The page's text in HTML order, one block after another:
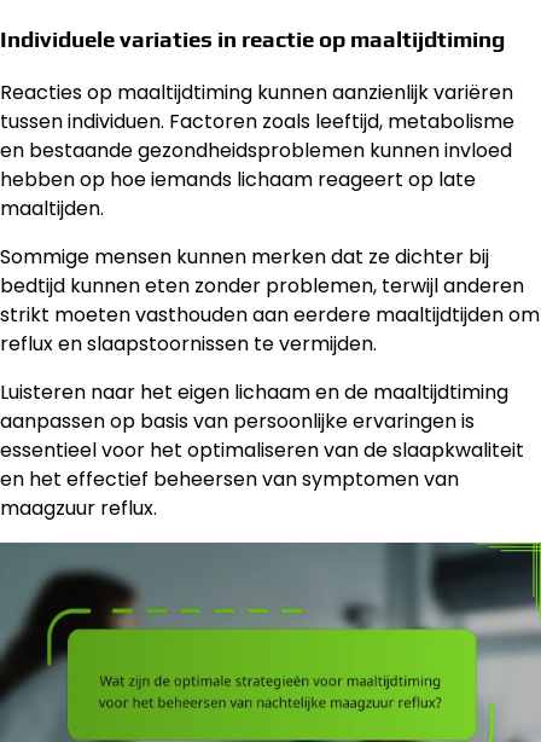
Individuele variaties in reactie op maaltijdtiming
Reacties op maaltijdtiming kunnen aanzienlijk variëren
tussen individuen. Factoren zoals leeftijd, metabolisme
en bestaande gezondheidsproblemen kunnen invloed
hebben op hoe iemands lichaam reageert op late
maaltijden.
Sommige mensen kunnen merken dat ze dichter bij
bedtijd kunnen eten zonder problemen, terwijl anderen
strikt moeten vasthouden aan eerdere maaltijdtijden om
reflux en slaapstoornissen te vermijden.
Luisteren naar het eigen lichaam en de maaltijdtiming
aanpassen op basis van persoonlijke ervaringen is
essentieel voor het optimaliseren van de slaapkwaliteit
en het effectief beheersen van symptomen van
maagzuur reflux.